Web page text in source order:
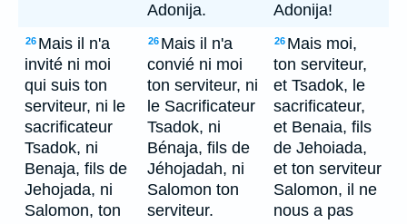
Adonija.
Adonija!
26 Mais il n'a
invité ni moi
qui suis ton
serviteur, ni le
sacrificateur
Tsadok, ni
Benaja, fils de
Jehojada, ni
Salomon, ton
26 Mais il n'a
convié ni moi
ton serviteur, ni
le Sacrificateur
Tsadok, ni
Bénaja, fils de
Jéhojadah, ni
Salomon ton
serviteur.
26 Mais moi,
ton serviteur,
et Tsadok, le
sacrificateur,
et Benaia, fils
de Jehoiada,
et ton serviteur
Salomon, il ne
nous a pas